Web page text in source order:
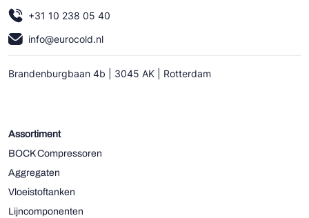
+31 10 238 05 40
info@eurocold.nl
Brandenburgbaan 4b | 3045 AK | Rotterdam
Assortiment
BOCK Compressoren
Aggregaten
Vloeistoftanken
Lijncomponenten